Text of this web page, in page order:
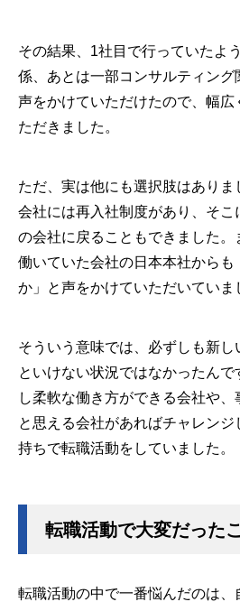
その結果、1社目で行っていたよ
係、あとは一部コンサルティング
声をかけていただけたので、幅広
ただきました。
ただ、実は他にも選択肢はありま
会社には再入社制度があり、そこ
の会社に戻ることもできました
働いていた会社の日本本社からも
か」と声をかけていただいていま
そういう意味では、必ずしも新
といけない状況ではなかったん
し柔軟な働き方ができる会社や
と思える会社があればチャレン
持ちで転職活動をしていました。
転職活動で大変だった
転職活動の中で一番悩んだのは、